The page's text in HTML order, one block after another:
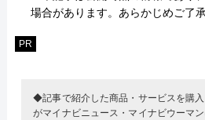
場合があります。あらかじめご了
PR
◆記事で紹介した商品・サービスを購
がマイナビニュース・マイナビウーマ